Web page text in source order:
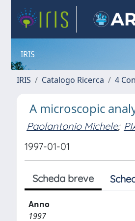
IRIS
IRIS Catalogo Ricerca 4
A microscopic
Paolantonio Michele;
1997-01-01
Scheda breve
Anno
1997